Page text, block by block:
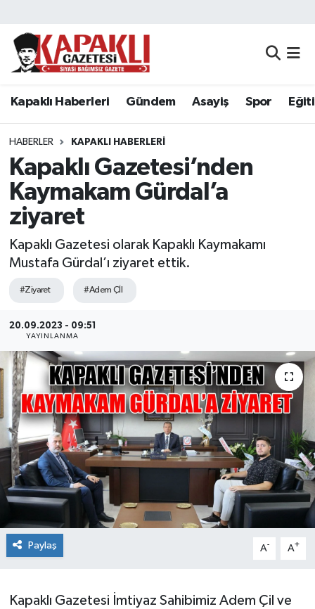
Kapaklı Haberleri Gündem Asayiş Spor
HABERLER KAPAKLI HABERLERI
Kapaklı Gazetesi’nden
Kaymakam Gürdal’a
ziyaret
Kapaklı Gazetesi olarak Kapaklı Kaymakamı
Mustafa Gürdal’ı ziyaret ettik.
#Ziyaret #Adem Çİl
20.09.2023 - 09:51
YAYINLANMA
Paylaş A- A+
Kapaklı Gazetesi İmtiyaz Sahibimiz Adem Çil ve
Kapaklı Haberleri
Asayiş
Spor
Eğitim
Resmi Reklamlar
Ekonomi
Sağlık
Teknoloji
Yaşam
Tekirdağ Nöbetçi Eczaneler
Tekirdağ Namaz Vakitleri
Tekirdağ Trafik Yoğunluk Haritası
Süper Lig Puan Durumu ve Fikstür
Son Dakika Haberleri